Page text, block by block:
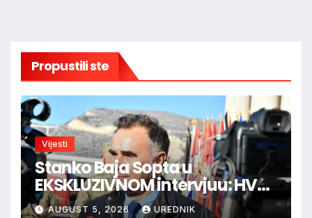
Propustili ste
Vijesti
Stanko Baja Sopta u
EKSKLUZIVNOM intervjuu: HVO
je trebao ući u Vukovar preko
AUGUST 5, 2026 UREDNIK